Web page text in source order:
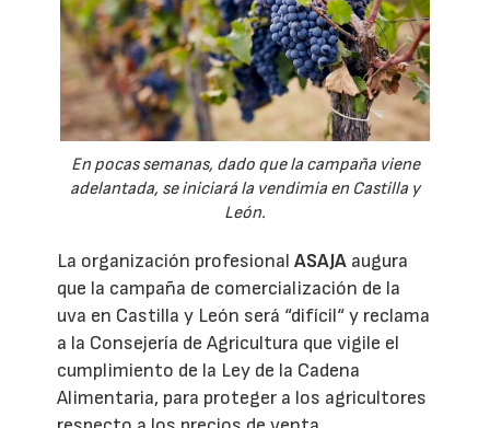
En pocas semanas, dado que la campaña viene
adelantada, se iniciará la vendimia en Castilla y
León.
La organización profesionalASAJA augura
que la campaña de comercialización de la
uva en Castilla y León será “difícil“ y reclama
a la Consejería de Agricultura que vigile el
cumplimiento de la Ley de la Cadena
Alimentaria, para proteger a los agricultores